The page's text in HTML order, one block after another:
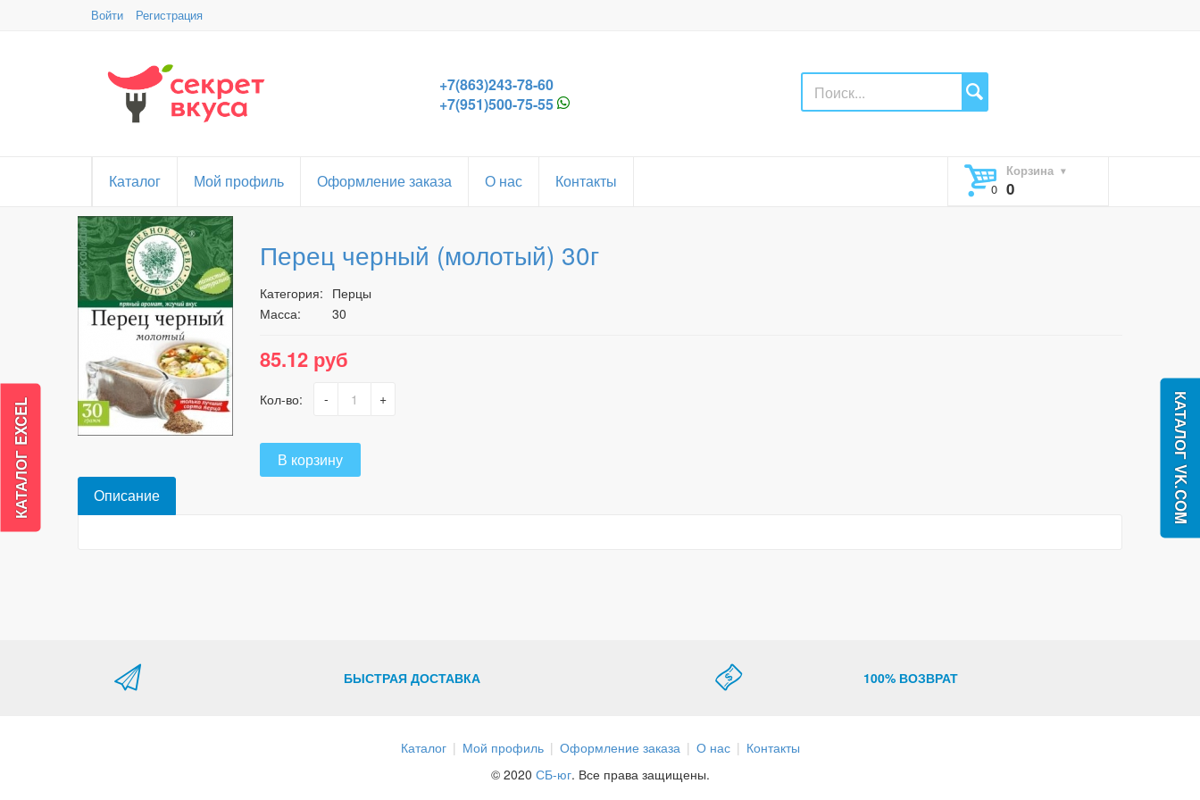
Войти Регистрация
+7(863)243-78-60
+7(951)500-75-55
Каталог Мой профиль Оформление заказа О нас Контакты
Корзина
0
Перец черный (молотый) 30г
Категория: Перцы
Масса:
30
85.12 руб
Кол-во: - +
В корзину
Описание
БЫСТРАЯ ДОСТАВКА 100% ВОЗВРАТ
Каталог Мой профиль Оформление заказа О нас
Контакты
© 2020 СБ-юг. Все права защищены.